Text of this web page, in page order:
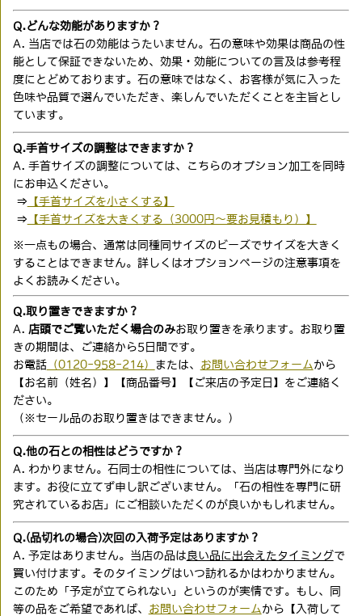
Q.どんな効能がありますか？
A. 当店では石の効能はうたいません。石の意味や効果は商品の性
能として保証できないため、効果・効能についての言及は参考程
度にとどめております。石の意味ではなく、お客様が気に入った
色味や品質で選んでいただき、楽しんでいただくことを主旨とし
ています。
Q.手首サイズの調整はできますか？
A. 手首サイズの調整については、こちらのオプション加工を同時
にお申込ください。
⇒ 【手首サイズを小さくする】
⇒ 【手首サイズを大きくする（3000円〜要お見積もり）】
※一点もの場合、通常は同種同サイズのビーズでサイズを大きく
することはできません。詳しくはオプションページの注意事項を
よくお読みください。
Q.取り置きできますか？
A. 店頭でご覧いただく場合のみお取り置きを承ります。お取り置
きの期間は、ご連絡から5日間です。
お電話（0120-958-214） または、 お問い合わせフォーム から
【お名前（姓名）】【商品番号】【ご来店の予定日】をご連絡く
ださい。
（※セール品のお取り置きはできません。）
Q.他の石との相性はどうですか？
A. わかりません。石同士の相性については、当店は専門外になり
ます。お役に立てず申し訳ございません。「石の相性を専門に研
究されているお店」にご相談いただくのが良いかもしれません。
Q.(品切れの場合)次回の入荷予定はありますか？
A. 予定はありません。当店の品は 良い品に出会えたタイミングで
買い付けます。そのタイミングはいつ訪れるかはわかりません。
このため「予定が立てられない」というのが実情です。もし、同
等の品をご希望であれば、 お問い合わせフォーム から【入荷して